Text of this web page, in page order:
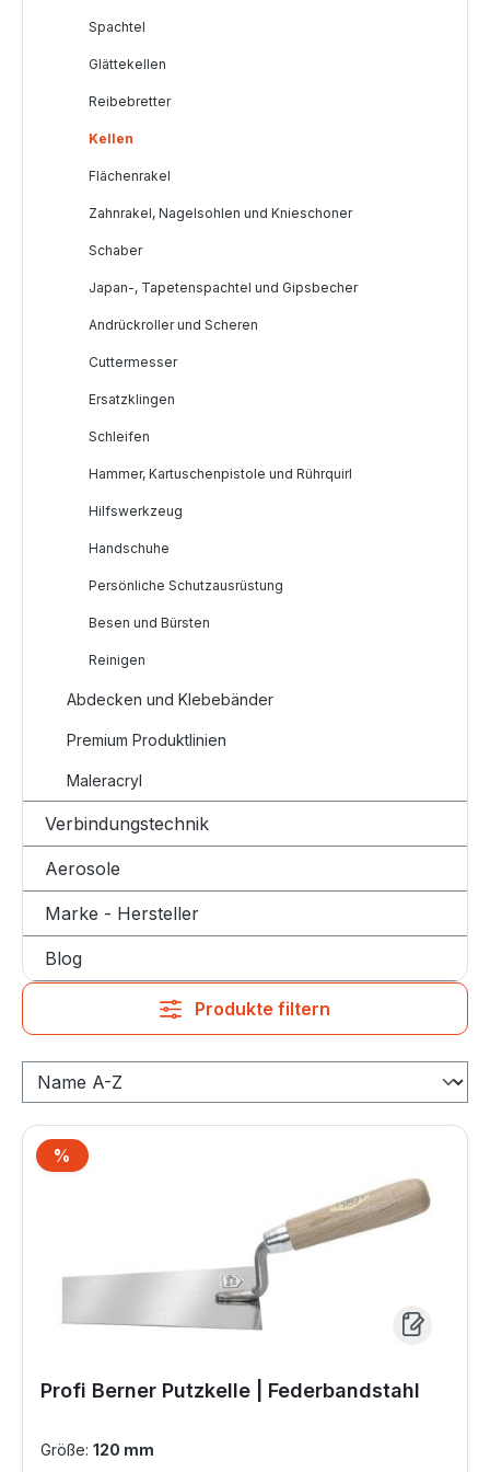
Spachtel
Glättekellen
Reibebretter
Kellen
Flächenrakel
Zahnrakel, Nagelsohlen und Knieschoner
Schaber
Japan-, Tapetenspachtel und Gipsbecher
Andrückroller und Scheren
Cuttermesser
Ersatzklingen
Schleifen
Hammer, Kartuschenpistole und Rührquirl
Hilfswerkzeug
Handschuhe
Persönliche Schutzausrüstung
Besen und Bürsten
Reinigen
Abdecken und Klebebänder
Premium Produktlinien
Maleracryl
Verbindungstechnik
Aerosole
Marke - Hersteller
Blog
Produkte filtern
Rabatt
%
Profi Berner Putzkelle | Federbandstahl
Größe: 120 mm